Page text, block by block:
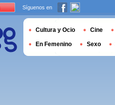
Síguenos en
Cultura y Ocio Cine
En Femenino Sexo